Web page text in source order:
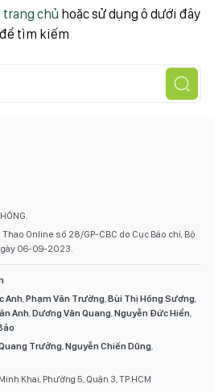
trang chủ hoặc sử dụng ô dưới đây
để tìm kiếm
Online số 28/GP-CBC do Cục Báo chí, Bộ
06-09-2023.
Anh,Phạm Văn Trường,Bùi Thị Hồng Sương,
Anh,Dương Văn Quang,Nguyễn Đức Hiển,
Trưởng,Nguyễn Chiến Dũng,
Khai, Phường 5, Quận 3, TP.HCM